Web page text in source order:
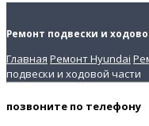
Ремонт подвески и
Главная Ремонт Hyundai
подвески и ходовой части
позвоните по телефону